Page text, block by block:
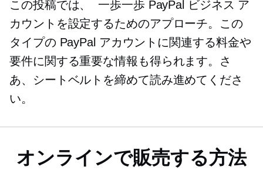
この投稿では、 一歩一歩PayPal ビジネス ア
カウントを設定するためのアプローチ。この
タイプの PayPal アカウントに関連する料金や
要件に関する重要な情報も得られます。さ
あ、シートベルトを締めて読み進めてくださ
い。
オンラインで販売する方法